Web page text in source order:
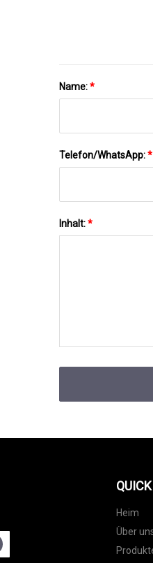
Name:*
Telefon/WhatsApp:*
Inhalt:*
Heim
Über